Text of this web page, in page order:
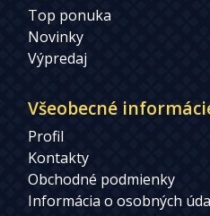
Top ponuka
Novinky
Výpredaj
Všeobecné
Profil
Kontakty
Obchodné podmienky
Informácia o osobných